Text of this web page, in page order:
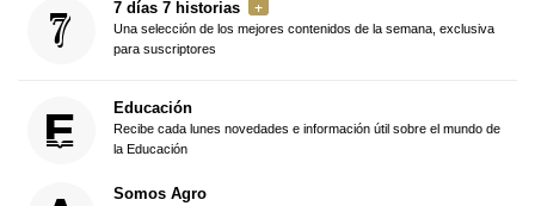
7 días 7 historias
Una selección de los mejores contenidos de la semana, exclusiva
para suscriptores
Educación
Recibe cada lunes novedades e información útil sobre el mundo de
la Educación
Somos Agro